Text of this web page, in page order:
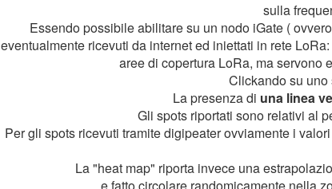
sulla
Essendo possibile abilitare su un nodo iGate (
eventualmente ricevuti da internet ed iniettati in rete
aree di copertura LoRa, ma servono
Clickando su
La presenza di una linea
Gli spots riportati sono relativi al
Per gli spots ricevuti tramite digipeater ovviamente i
La "heat map" riporta invece una